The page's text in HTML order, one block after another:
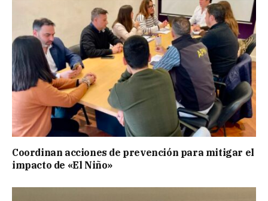
Coordinan acciones de prevención para mitigar el
impacto de «El Niño»